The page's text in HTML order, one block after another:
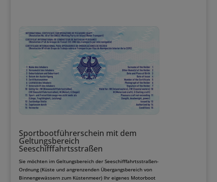
Sportbootführerschein mit dem
Geltungsbereich
Seeschifffahrtsstraßen
Sie möchten im Geltungsbereich der Seeschifffahrtsstraßen-
Ordnung (Küste und angrenzenden Übergangsbereich von
Binnengewässern zum Küstenmeer) Ihr eigenes Motorboot